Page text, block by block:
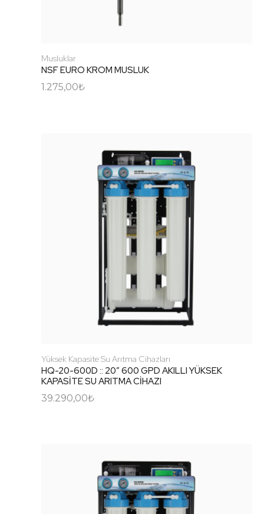
Musluklar
NSF EURO KROM MUSLUK
1.275,00₺
Yüksek Kapasite Su Arıtma Cihazları
HQ-20-600D :: 20″ 600 GPD AKILLI YÜKSEK
KAPASİTE SU ARITMA CİHAZI
39.290,00₺